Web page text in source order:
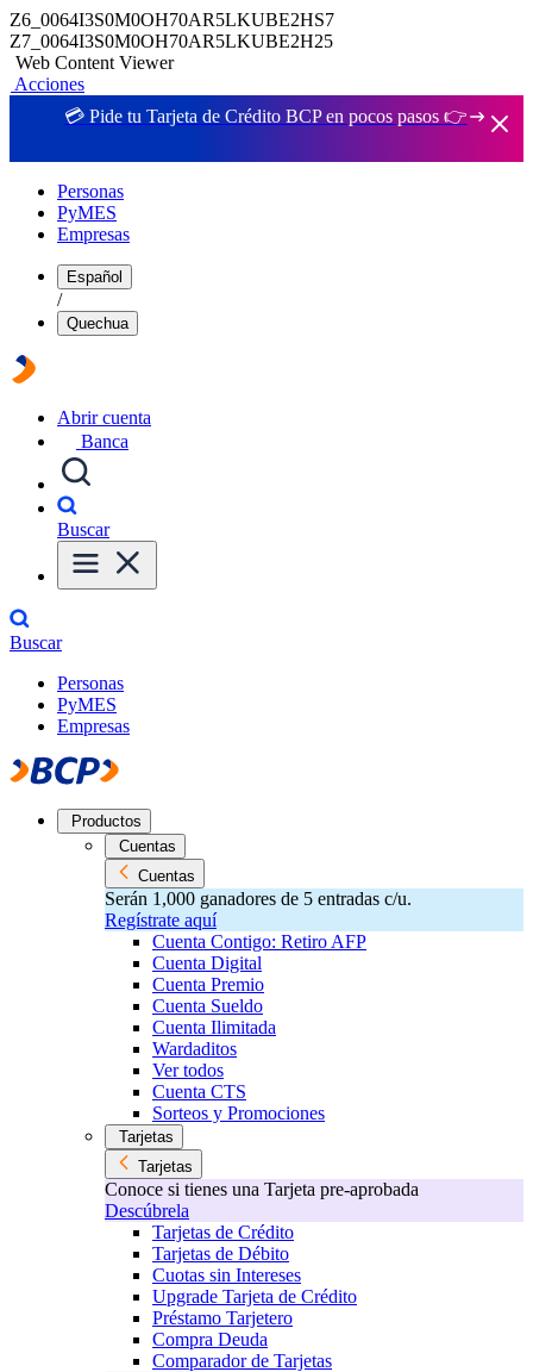
Z6_0064I3S0M0OH70AR5LKUBE2HS7
Z7_0064I3S0M0OH70AR5LKUBE2H25
Web Content Viewer
Acciones
💳 Pide tu Tarjeta de Crédito BCP en pocos pasos 👉
Personas
PyMES
Empresas
Español
/
Quechua
Abrir cuenta
Banca
Buscar
Buscar
Personas
PyMES
Empresas
Productos
Cuentas
Cuentas
Serán 1,000 ganadores de 5 entradas c/u.
Regístrate aquí
Cuenta Contigo: Retiro AFP
Cuenta Digital
Cuenta Premio
Cuenta Sueldo
Cuenta Ilimitada
Wardaditos
Ver todos
Cuenta CTS
Sorteos y Promociones
Tarjetas
Tarjetas
Conoce si tienes una Tarjeta pre-aprobada
Descúbrela
Tarjetas de Crédito
Tarjetas de Débito
Cuotas sin Intereses
Upgrade Tarjeta de Crédito
Préstamo Tarjetero
Compra Deuda
Comparador de Tarjetas